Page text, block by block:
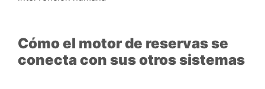
Cómo el motor de reservas se
conecta con sus otros sistemas